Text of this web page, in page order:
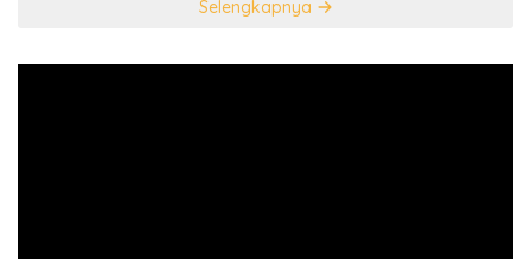
Selengkapnya